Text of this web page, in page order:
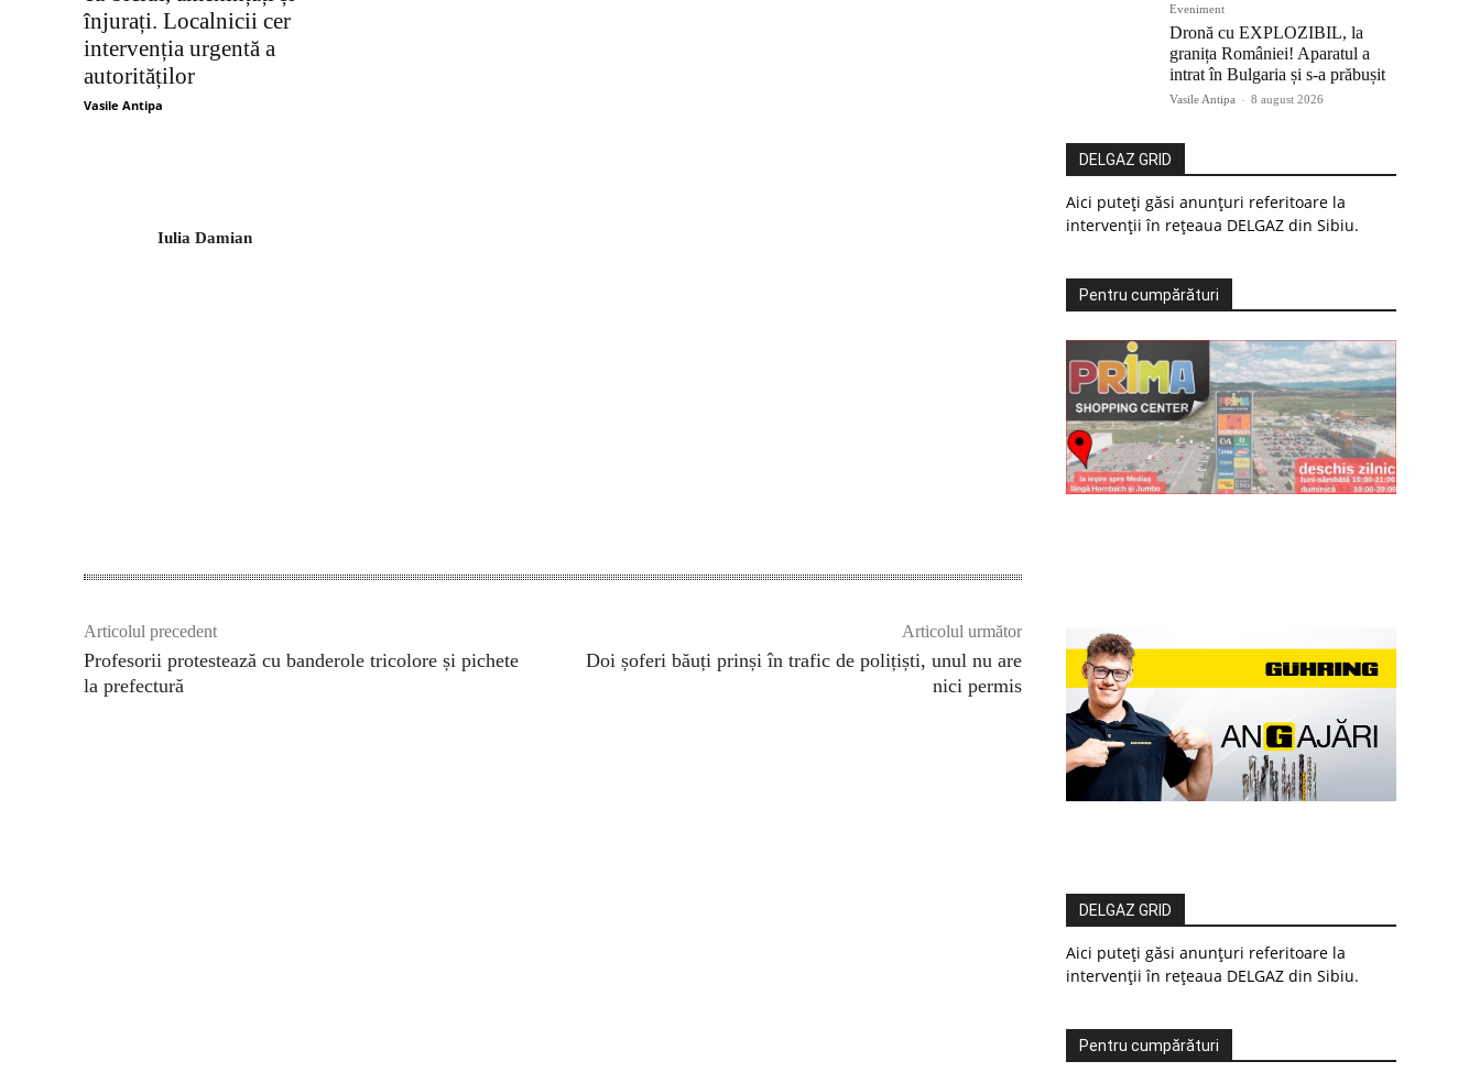
înjurați. Localnicii cer
intervenția urgentă a
autorităților
Vasile Antipa
Iulia Damian
Eveniment
Dronă cu EXPLOZIBIL, la
granița României! Aparatul a
intrat în Bulgaria și s-a prăbușit
Vasile Antipa - 8 august 2026
DELGAZ GRID
Aici puteți găsi anunțuri referitoare la
intervenții în rețeaua DELGAZ din Sibiu.
Pentru cumpărături
Articolul precedent
Profesorii protestează cu banderole tricolore și pichete
la prefectură
Articolul următor
Doi șoferi băuți prinși în trafic de polițiști, unul nu are
nici permis
DELGAZ GRID
Aici puteți găsi anunțuri referitoare la
intervenții în rețeaua DELGAZ din Sibiu.
Pentru cumpărături